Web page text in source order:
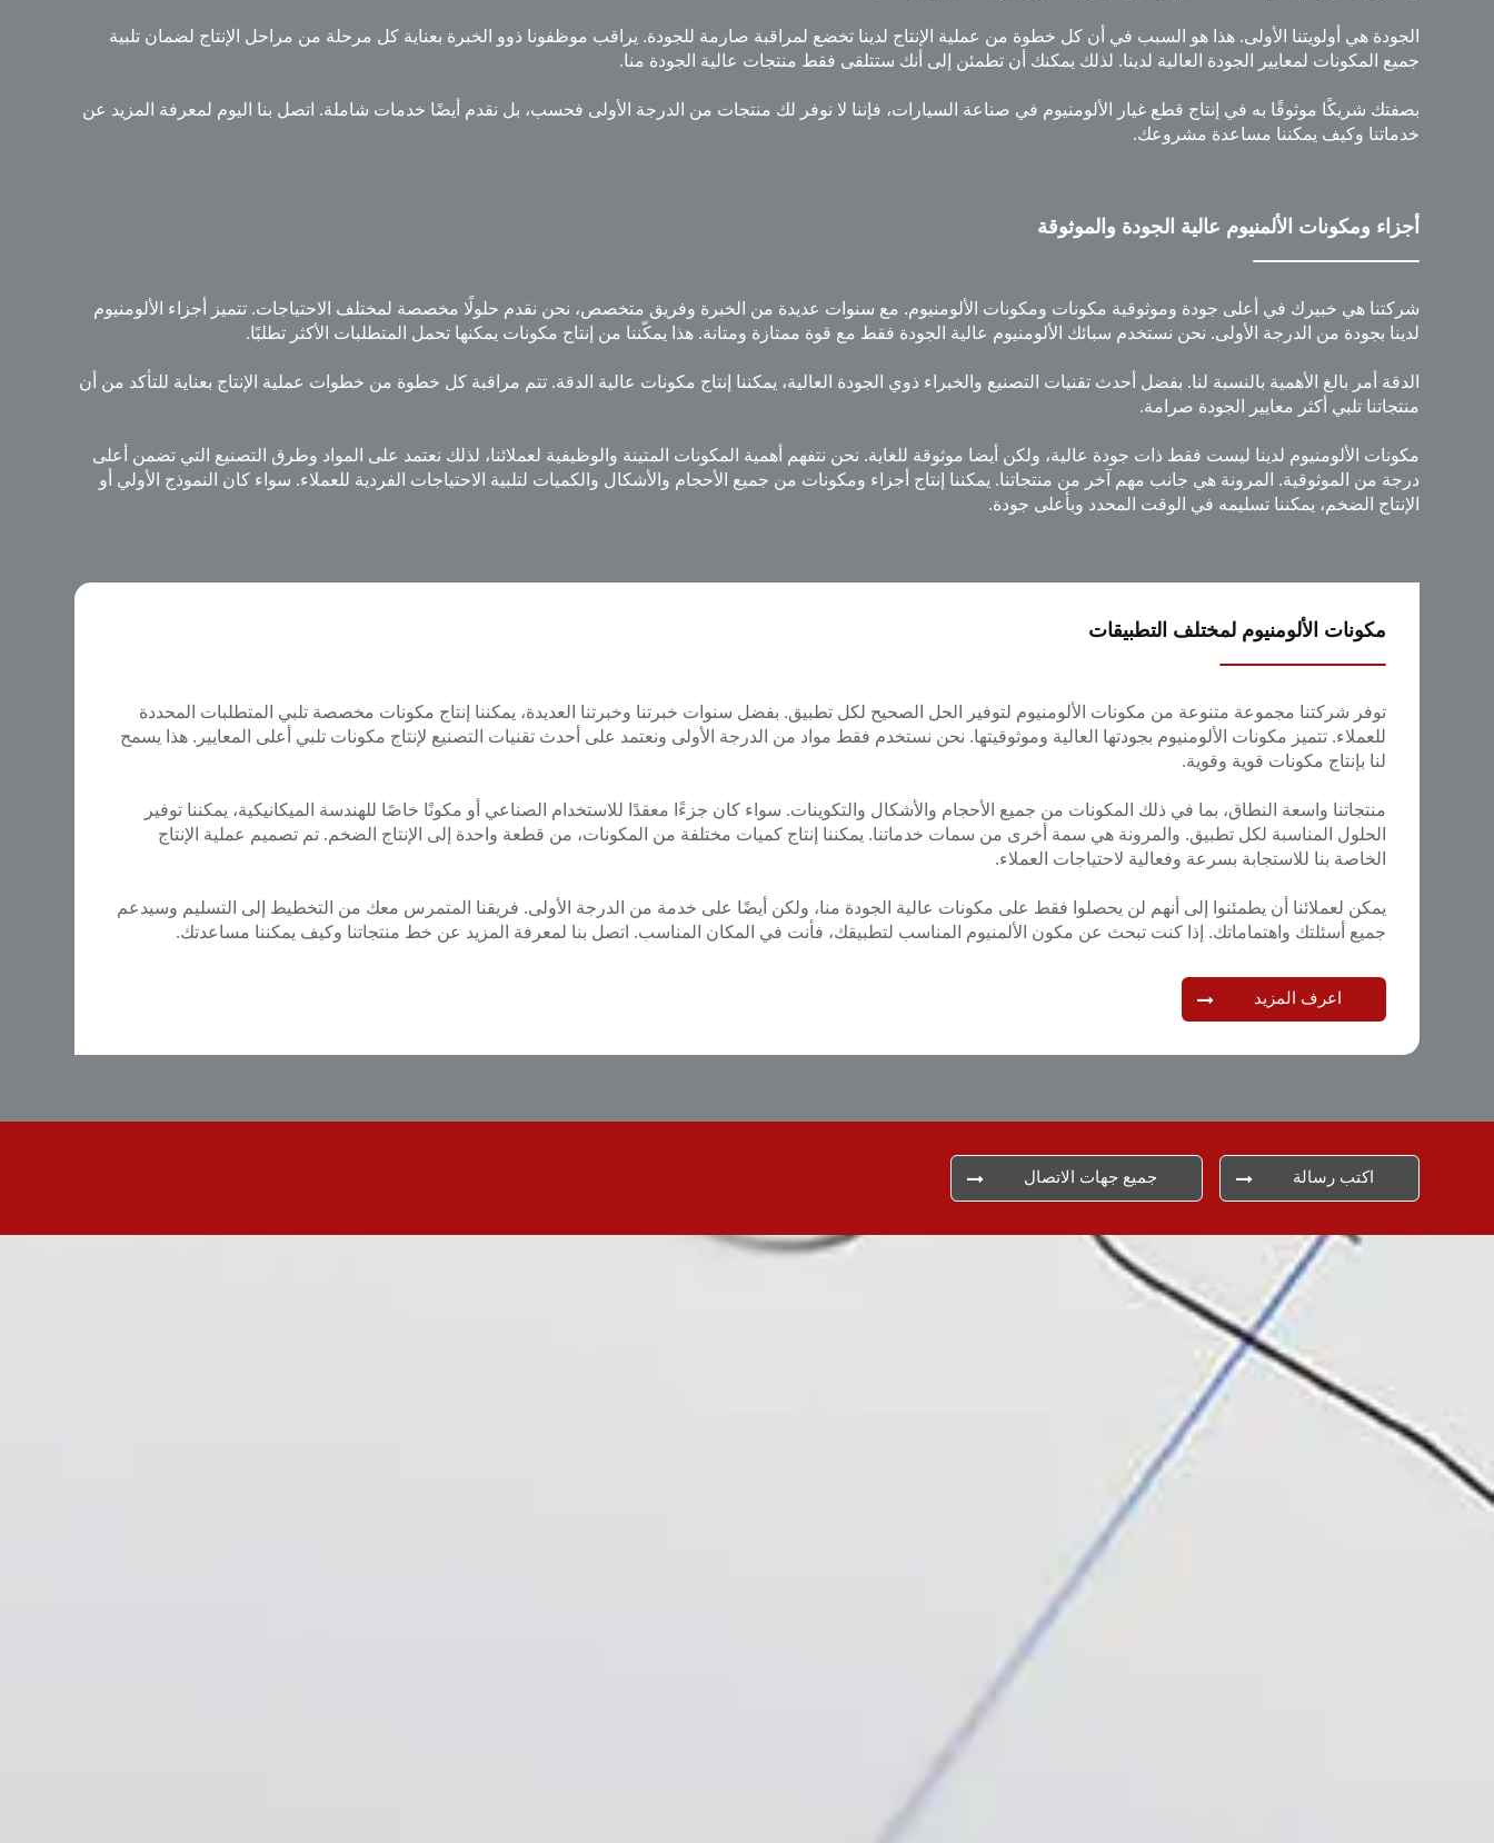
الجودة هي أولويتنا الأولى. هذا هو السبب في أن كل خطوة من عملية الإنتاج لدينا تخضع لمراقبة صارمة للجودة. يراقب موظفونا ذوو الخبرة بعناية كل مرحلة من مراحل الإنتاج لضمان تلبية
جميع المكونات لمعايير الجودة العالية لدينا. لذلك يمكنك أن تطمئن إلى أنك ستتلقى فقط منتجات عالية الجودة منا.
بصفتك شريكًا موثوقًا به في إنتاج قطع غيار الألومنيوم في صناعة السيارات، فإننا لا نوفر لك منتجات من الدرجة الأولى فحسب، بل نقدم أيضًا خدمات شاملة. اتصل بنا اليوم لمعرفة المزيد عن
خدماتنا وكيف يمكننا مساعدة مشروعك.
أجزاء ومكونات الألمنيوم عالية الجودة والموثوقة
شركتنا هي خبيرك في أعلى جودة وموثوقية مكونات ومكونات الألومنيوم. مع سنوات عديدة من الخبرة وفريق متخصص، نحن نقدم حلولًا مخصصة لمختلف الاحتياجات. تتميز أجزاء الألومنيوم
لدينا بجودة من الدرجة الأولى. نحن نستخدم سبائك الألومنيوم عالية الجودة فقط مع قوة ممتازة ومتانة. هذا يمكّننا من إنتاج مكونات يمكنها تحمل المتطلبات الأكثر تطلبًا.
الدقة أمر بالغ الأهمية بالنسبة لنا. بفضل أحدث تقنيات التصنيع والخبراء ذوي الجودة العالية، يمكننا إنتاج مكونات عالية الدقة. تتم مراقبة كل خطوة من خطوات عملية الإنتاج بعناية للتأكد من أن
منتجاتنا تلبي أكثر معايير الجودة صرامة.
مكونات الألومنيوم لدينا ليست فقط ذات جودة عالية، ولكن أيضا موثوقة للغاية. نحن نتفهم أهمية المكونات المتينة والوظيفية لعملائنا، لذلك نعتمد على المواد وطرق التصنيع التي تضمن أعلى
درجة من الموثوقية. المرونة هي جانب مهم آخر من منتجاتنا. يمكننا إنتاج أجزاء ومكونات من جميع الأحجام والأشكال والكميات لتلبية الاحتياجات الفردية للعملاء. سواء كان النموذج الأولي أو
الإنتاج الضخم، يمكننا تسليمه في الوقت المحدد وبأعلى جودة.
مكونات الألومنيوم لمختلف التطبيقات
توفر شركتنا مجموعة متنوعة من مكونات الألومنيوم لتوفير الحل الصحيح لكل تطبيق. بفضل سنوات خبرتنا وخبرتنا العديدة، يمكننا إنتاج مكونات مخصصة تلبي المتطلبات المحددة
للعملاء. تتميز مكونات الألومنيوم بجودتها العالية وموثوقيتها. نحن نستخدم فقط مواد من الدرجة الأولى ونعتمد على أحدث تقنيات التصنيع لإنتاج مكونات تلبي أعلى المعايير. هذا يسمح
لنا بإنتاج مكونات قوية وقوية.
منتجاتنا واسعة النطاق، بما في ذلك المكونات من جميع الأحجام والأشكال والتكوينات. سواء كان جزءًا معقدًا للاستخدام الصناعي أو مكونًا خاصًا للهندسة الميكانيكية، يمكننا توفير
الحلول المناسبة لكل تطبيق. والمرونة هي سمة أخرى من سمات خدماتنا. يمكننا إنتاج كميات مختلفة من المكونات، من قطعة واحدة إلى الإنتاج الضخم. تم تصميم عملية الإنتاج
الخاصة بنا للاستجابة بسرعة وفعالية لاحتياجات العملاء.
يمكن لعملائنا أن يطمئنوا إلى أنهم لن يحصلوا فقط على مكونات عالية الجودة منا، ولكن أيضًا على خدمة من الدرجة الأولى. فريقنا المتمرس معك من التخطيط إلى التسليم وسيدعم
جميع أسئلتك واهتماماتك. إذا كنت تبحث عن مكون الألمنيوم المناسب لتطبيقك، فأنت في المكان المناسب. اتصل بنا لمعرفة المزيد عن خط منتجاتنا وكيف يمكننا مساعدتك.
اعرف المزيد
اكتب رسالة جميع جهات الاتصال